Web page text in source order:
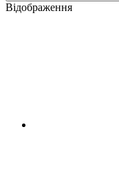
Відображення